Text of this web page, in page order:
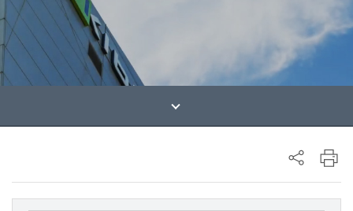
사이드 메뉴